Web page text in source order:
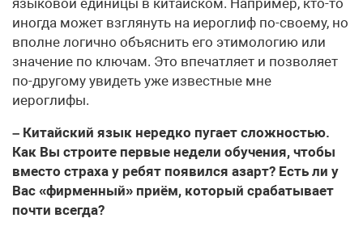
иногда может взглянуть на иероглиф по-своему, но
вполне логично объяснить его этимологию или
значение по ключам. Это впечатляет и позволяет
по-другому увидеть уже известные мне
иероглифы.
– Китайский язык нередко пугает сложностью.
Как Вы строите первые недели обучения, чтобы
вместо страха у ребят появился азарт? Есть ли у
Вас «фирменный» приём, который срабатывает
почти всегда?